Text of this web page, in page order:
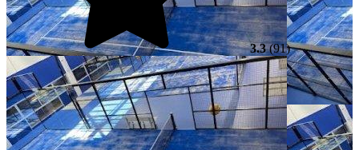
3.3(91)